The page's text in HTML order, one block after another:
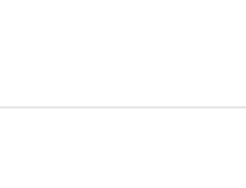
Scandale de pédophilie, acte contre